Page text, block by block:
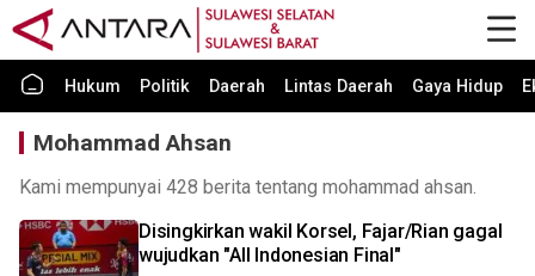
Hukum Politik Daerah Lintas Daerah Gaya Hidup
Mohammad Ahsan
Kami mempunyai 428 berita tentang mohammad ahsan.
Disingkirkan wakil Korsel, Fajar/Rian gagal
wujudkan "All Indonesian Final"